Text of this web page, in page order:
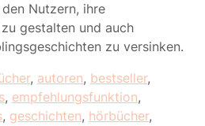
Nutzern, ihre
gestalten und auch
zu versinken.
, autoren, bestseller,
, empfehlungsfunktion,
, geschichten, hörbücher,